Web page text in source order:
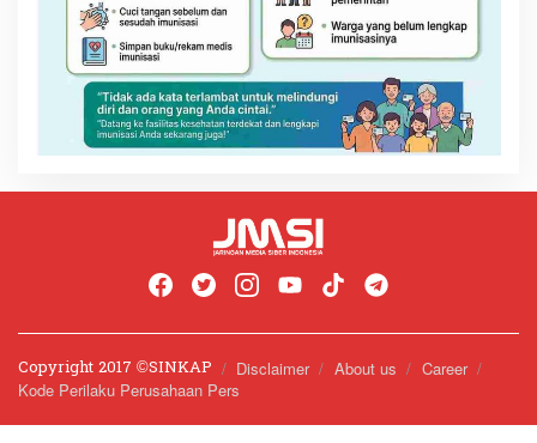
Copyright 2017 ©️SINKAP Disclaimer About us
Career
Kode Perilaku Perusahaan Pers